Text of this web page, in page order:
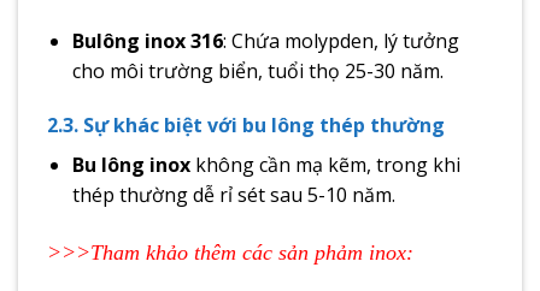
Bulông inox 316: Chứa molypden, lý tưởng
cho môi trường biển, tuổi thọ 25-30 năm.
2.3. Sự khác biệt với bu lông thép thường
Bu lông inoxkhông cần mạ kẽm, trong khi
thép thường dễ rỉ sét sau 5-10 năm.
>>>Tham khảo thêm các sản phảm inox: